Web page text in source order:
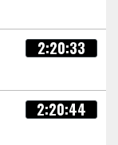
2:20:33
2:20:44